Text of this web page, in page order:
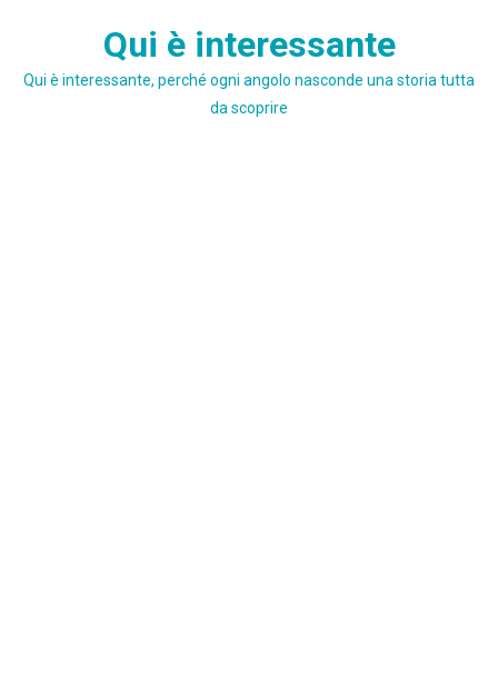
Qui è interessante
Qui è interessante, perché ogni angolo nasconde una storia tutta
da scoprire